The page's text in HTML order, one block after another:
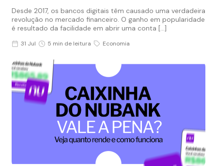
Desde 2017, os bancos digitais têm causado uma verdadeira
revolução no mercado financeiro. O ganho em popularidade
é resultado da facilidade em abrir uma conta […]
31 Jul 5 min de leitura Economia